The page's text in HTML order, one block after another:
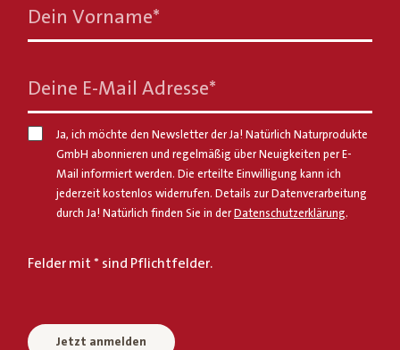
Dein Vorname*
Deine E-Mail Adresse*
Ja, ich möchte den Newsletter der Ja! Natürlich Naturprodukte
GmbH abonnieren und regelmäßig über Neuigkeiten per E-
Mail informiert werden. Die erteilte Einwilligung kann ich
jederzeit kostenlos widerrufen. Details zur Datenverarbeitung
durch Ja! Natürlich finden Sie in derDatenschutzerklärung.
Felder mit * sind Pflichtfelder.
Jetzt anmelden